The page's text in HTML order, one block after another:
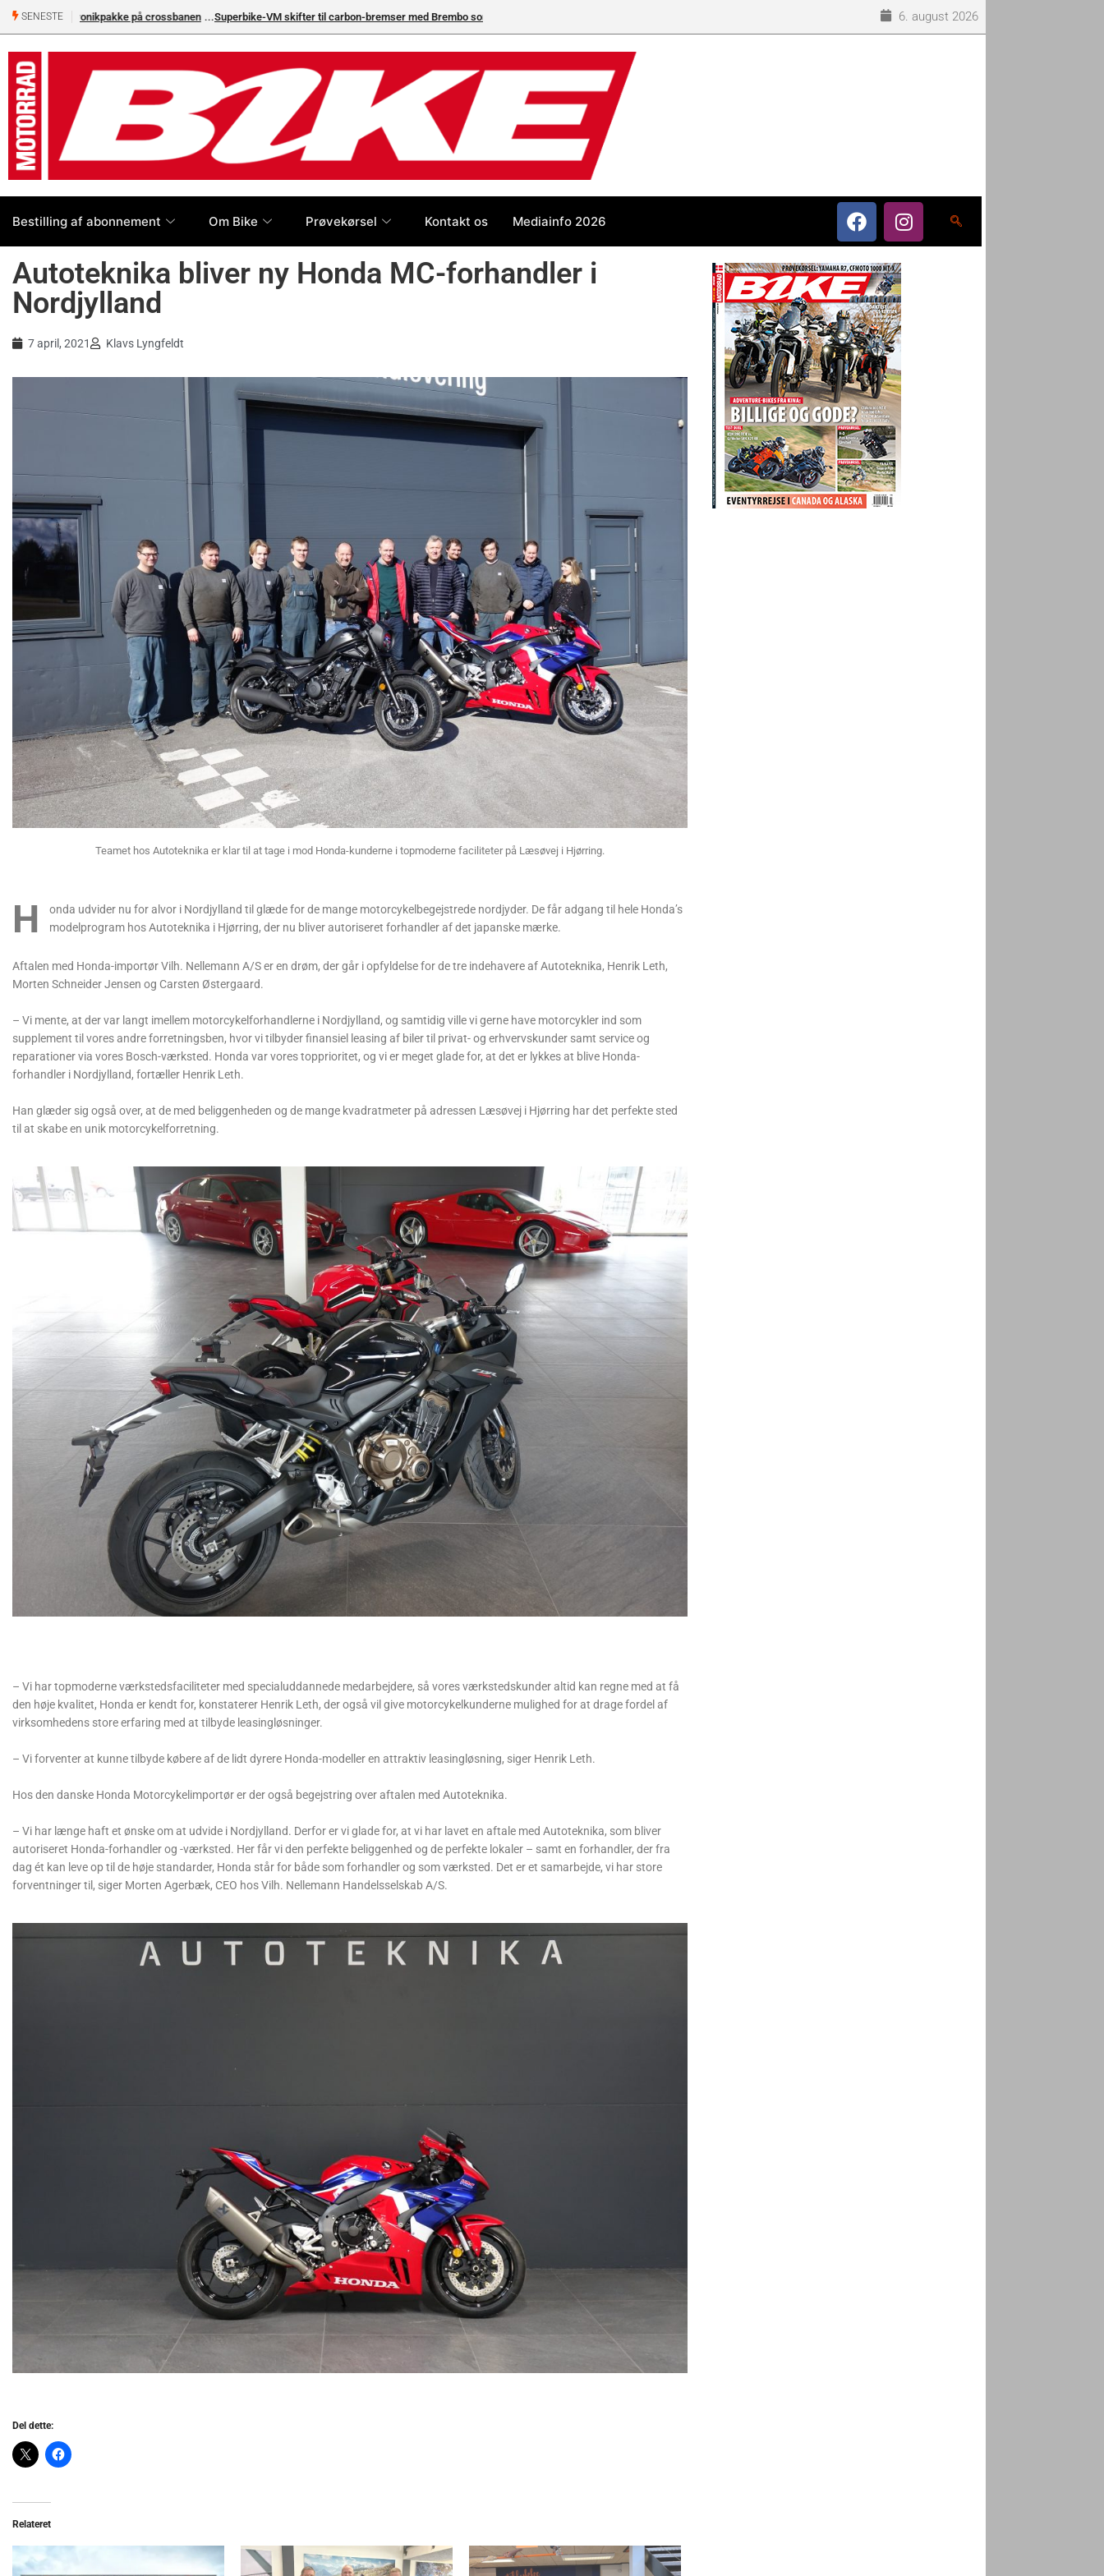
SENESTE Superbike-VM skifter til carbon-bremser med Brembo som eneleverandør 6. august 2026
Bestilling af abonnement Om Bike Prøvekørsel Kontakt os Mediainfo 2026
Autoteknika bliver ny Honda MC-forhandler i
Nordjylland
7 april, 2021 Klavs Lyngfeldt
Teamet hos Autoteknika er klar til at tage i mod Honda-kunderne i topmoderne faciliteter på Læsøvej i Hjørring.
H
onda udvider nu for alvor i Nordjylland til glæde for de mange motorcykelbegejstrede nordjyder. De får adgang til hele Honda’s
modelprogram hos Autoteknika i Hjørring, der nu bliver autoriseret forhandler af det japanske mærke.
Aftalen med Honda-importør Vilh. Nellemann A/S er en drøm, der går i opfyldelse for de tre indehavere af Autoteknika, Henrik Leth,
Morten Schneider Jensen og Carsten Østergaard.
– Vi mente, at der var langt imellem motorcykelforhandlerne i Nordjylland, og samtidig ville vi gerne have motorcykler ind som
supplement til vores andre forretningsben, hvor vi tilbyder finansiel leasing af biler til privat- og erhvervskunder samt service og
reparationer via vores Bosch-værksted. Honda var vores topprioritet, og vi er meget glade for, at det er lykkes at blive Honda-
forhandler i Nordjylland, fortæller Henrik Leth.
Han glæder sig også over, at de med beliggenheden og de mange kvadratmeter på adressen Læsøvej i Hjørring har det perfekte sted
til at skabe en unik motorcykelforretning.
– Vi har topmoderne værkstedsfaciliteter med specialuddannede medarbejdere, så vores værkstedskunder altid kan regne med at få
den høje kvalitet, Honda er kendt for, konstaterer Henrik Leth, der også vil give motorcykelkunderne mulighed for at drage fordel af
virksomhedens store erfaring med at tilbyde leasingløsninger.
– Vi forventer at kunne tilbyde købere af de lidt dyrere Honda-modeller en attraktiv leasingløsning, siger Henrik Leth.
Hos den danske Honda Motorcykelimportør er der også begejstring over aftalen med Autoteknika.
– Vi har længe haft et ønske om at udvide i Nordjylland. Derfor er vi glade for, at vi har lavet en aftale med Autoteknika, som bliver
autoriseret Honda-forhandler og -værksted. Her får vi den perfekte beliggenhed og de perfekte lokaler – samt en forhandler, der fra
dag ét kan leve op til de høje standarder, Honda står for både som forhandler og som værksted. Det er et samarbejde, vi har store
forventninger til, siger Morten Agerbæk, CEO hos Vilh. Nellemann Handelsselskab A/S.
Del dette:
Relateret